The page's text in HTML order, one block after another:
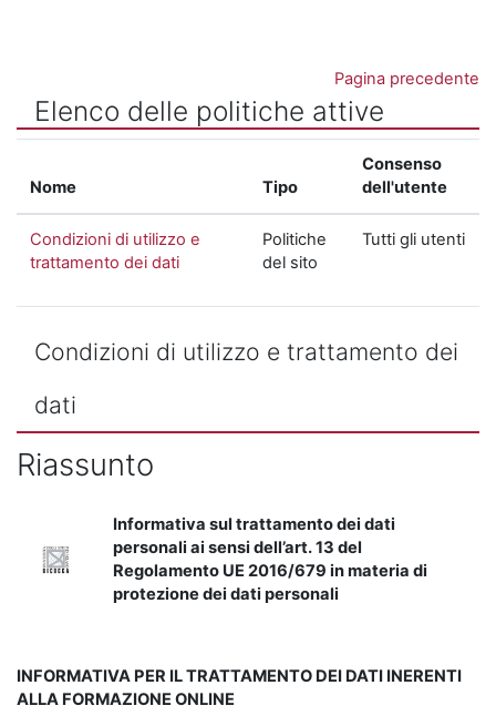
Pagina precedente
Elenco delle politiche attive
Nome Tipo
Consenso
dell'utente
Condizioni di utilizzo e
trattamento dei dati
Politiche
del sito
Tutti gli utenti
Condizioni di utilizzo e trattamento dei
dati
Riassunto
Informativa sul trattamento dei dati
personali ai sensi dell’art. 13 del
Regolamento UE 2016/679 in materia di
protezione dei dati personali
INFORMATIVA PER IL TRATTAMENTO DEI DATI INERENTI
ALLA FORMAZIONE ONLINE